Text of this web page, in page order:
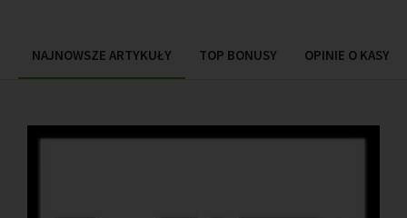
NAJNOWSZE ARTYKUŁY TOP BONUSY OPINIE O